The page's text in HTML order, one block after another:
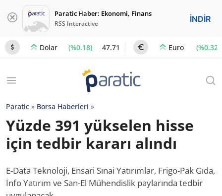
Paratic Haber: Ekonomi, Finans
RSS Interactive İNDİR
Dolar (%0.18) 47.71 Euro (%0.32)
Paratic » Borsa Haberleri »
Yüzde 391 yükselen hisse
için tedbir kararı alındı
E-Data Teknoloji, Ensari Sınai Yatırımlar, Frigo-Pak Gıda,
İnfo Yatırım ve San-El Mühendislik paylarında tedbir